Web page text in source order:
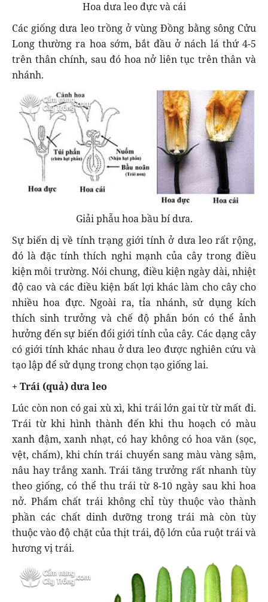
Hoa dưa leo đực và cái
Các giống dưa leo trồng ở vùng Đồng bằng sông Cửu
Long thường ra hoa sớm, bắt đầu ở nách lá thứ 4-5
trên thân chính, sau đó hoa nở liên tục trên thân và
nhánh.
Giải phẫu hoa bầu bí dưa.
Sự biến dị về tính trạng giới tính ở dưa leo rất rộng,
đó là đặc tính thích nghi mạnh của cây trong điều
kiện môi trường. Nói chung, điều kiện ngày dài, nhiệt
độ cao và các điều kiện bất lợi khác làm cho cây cho
nhiều hoa đực. Ngoài ra, tỉa nhánh, sử dụng kích
thích sinh trưởng và chế độ phân bón có thể ảnh
hưởng đến sự biến đổi giới tính của cây. Các dạng cây
có giới tính khác nhau ở dưa leo được nghiên cứu và
tạo lập để sử dụng trong chọn tạo giống lai.
+ Trái (quả) dưa leo
Lúc còn non có gai xù xì, khi trái lớn gai từ từ mất đi.
Trái từ khi hình thành đến khi thu hoạch có màu
xanh đậm, xanh nhạt, có hay không có hoa văn (sọc,
vệt, chấm), khi chín trái chuyển sang màu vàng sậm,
nâu hay trắng xanh. Trái tăng trưởng rất nhanh tùy
theo giống, có thể thu trái từ 8-10 ngày sau khi hoa
nở. Phẩm chất trái không chỉ tùy thuộc vào thành
phần các chất dinh dưỡng trong trái mà còn tùy
thuộc vào độ chặt của thịt trái, độ lớn của ruột trái và
hương vị trái.